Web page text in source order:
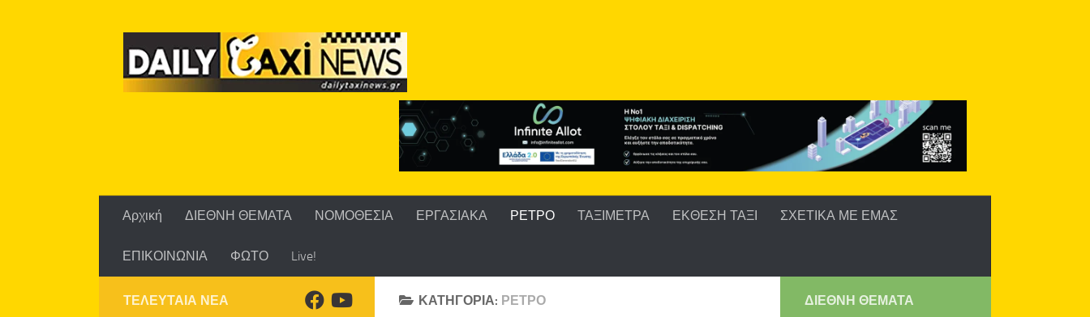
Αρχική ΔΙΕΘΝΗ ΘΕΜΑΤΑ ΝΟΜΟΘΕΣΙΑ ΕΡΓΑΣΙΑΚΑ ΡΕΤΡΟ ΤΑΞΙΜΕΤΡΑ ΕΚΘΕΣΗ ΤΑΞΙ ΣΧΕΤΙΚΑ ΜΕ ΕΜΑΣ
ΕΠΙΚΟΙΝΩΝΙΑ ΦΩΤΟ Live!
ΚΑΤΗΓΟΡΊΑ: ΡΕΤΡΟ
ΤΕΛΕΥΤΑΙΑ ΝΕΑ ΔΙΕΘΝΗ ΘΕΜΑΤΑ